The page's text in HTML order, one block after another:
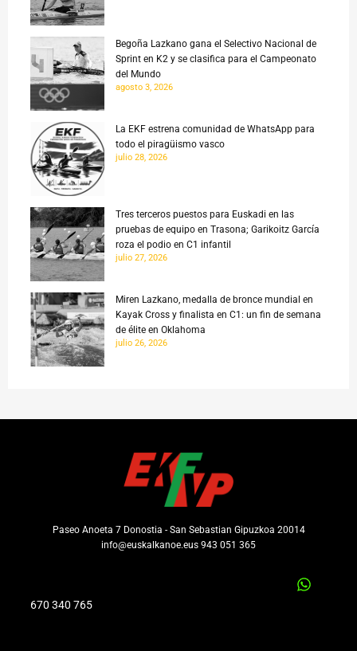
Begoña Lazkano gana el Selectivo Nacional de
Sprint en K2 y se clasifica para el Campeonato
del Mundo
agosto 3, 2026
La EKF estrena comunidad de WhatsApp para
todo el piragüismo vasco
julio 28, 2026
Tres terceros puestos para Euskadi en las
pruebas de equipo en Trasona; Garikoitz García
roza el podio en C1 infantil
julio 27, 2026
Miren Lazkano, medalla de bronce mundial en
Kayak Cross y finalista en C1: un fin de semana
de élite en Oklahoma
julio 26, 2026
Paseo Anoeta 7 Donostia - San Sebastian Gipuzkoa 20014
info@euskalkanoe.eus 943 051 365
670 340 765